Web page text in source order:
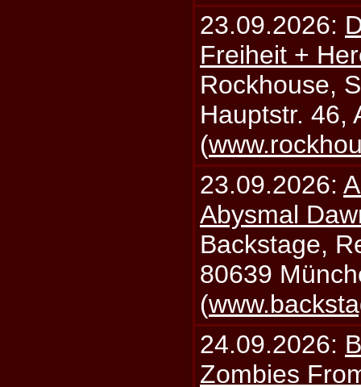
23.09.2026:
Freiheit +
Rockhouse,
Hauptstr. 46,
(
23.09.2026:
Abysmal
Backstage,
80639
(
24.09.2026:
Zombies